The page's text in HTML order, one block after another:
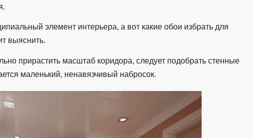
элемент интерьера, а вот какие обои избрать для
выяснить.
прирастить масштаб коридора, следует подобрать стенные
маленький, ненавязчивый набросок.